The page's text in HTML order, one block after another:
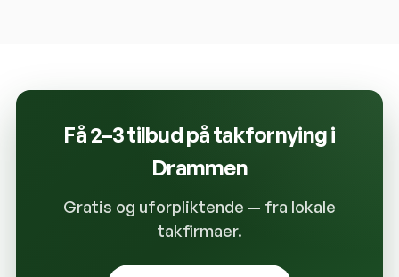
Få 2–3 tilbud på takfornying i
Drammen
Gratis og uforpliktende — fra lokale
takfirmaer.